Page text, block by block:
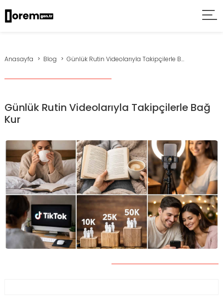
Anasayfa Blog Günlük Rutin Videolarıyla Takipçilerle B...
Günlük Rutin Videolarıyla Takipçilerle Bağ
Kur